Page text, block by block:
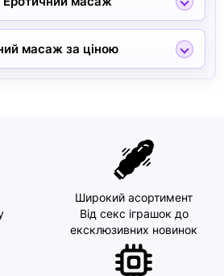
масаж за ціною
Широкий асортимент
Від секс іграшок до
ексклюзивних новинок